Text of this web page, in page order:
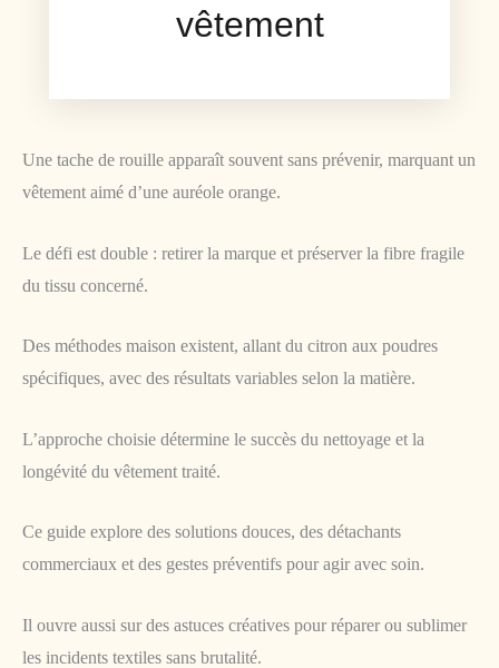
vêtement
Une tache de rouille apparaît souvent sans prévenir, marquant un
vêtement aimé d’une auréole orange.
Le défi est double : retirer la marque et préserver la fibre fragile
du tissu concerné.
Des méthodes maison existent, allant du citron aux poudres
spécifiques, avec des résultats variables selon la matière.
L’approche choisie détermine le succès du nettoyage et la
longévité du vêtement traité.
Ce guide explore des solutions douces, des détachants
commerciaux et des gestes préventifs pour agir avec soin.
Il ouvre aussi sur des astuces créatives pour réparer ou sublimer
les incidents textiles sans brutalité.